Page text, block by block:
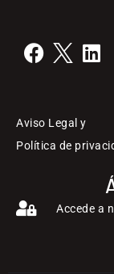
Aviso Legal y
Política de
Accede a